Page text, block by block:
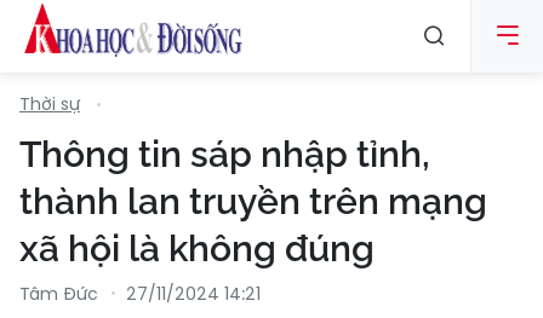
Thời sự
Thông tin sáp nhập tỉnh,
thành lan truyền trên mạng
xã hội là không đúng
Tâm Đức 27/11/2024 14:21